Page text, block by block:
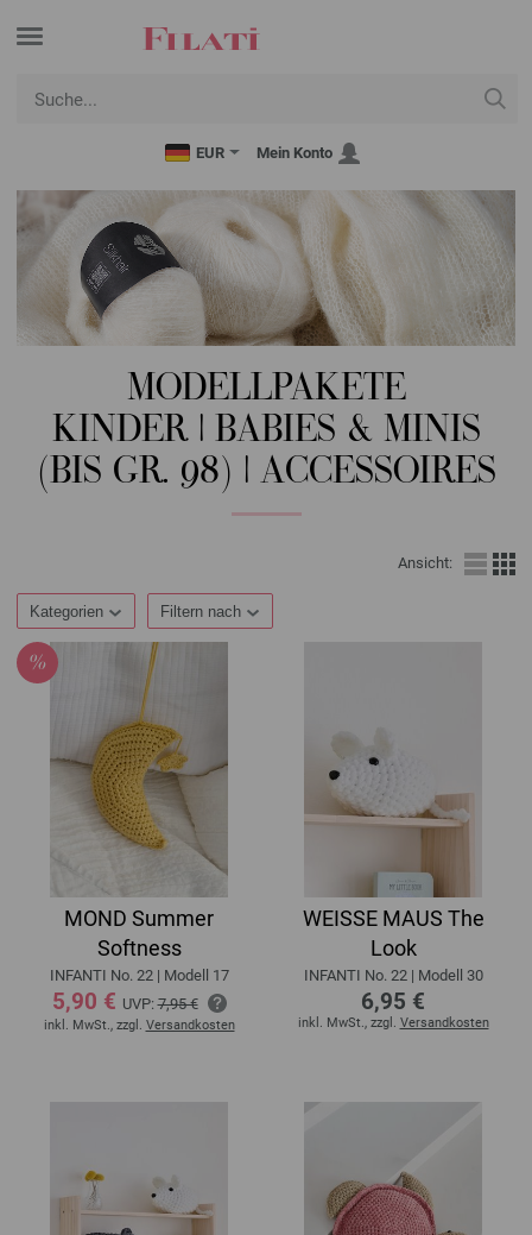
EUR Mein Konto
MODELLPAKETE
KINDER | BABIES & MINIS
(BIS GR. 98) | ACCESSOIRES
Ansicht:
Kategorien Filtern nach
MOND Summer
Softness
INFANTI No. 22 | Modell 17
5,90 € UVP:7,95 €
inkl. MwSt., zzgl. Versandkosten
WEISSE MAUS The
Look
INFANTI No. 22 | Modell 30
6,95 €
inkl. MwSt., zzgl. Versandkosten